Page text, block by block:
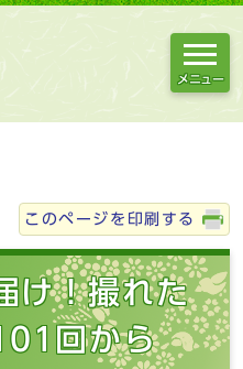
メニュー
このページを印刷する
け！撮れた
回から